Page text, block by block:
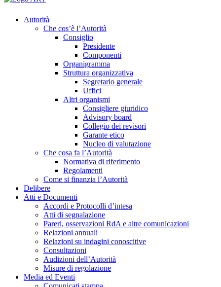
Autorità
Che cos’è l’Autorità
Consiglio
Presidente
Componenti
Organigramma
Struttura organizzativa
Segretario generale
Uffici
Altri organismi
Consigliere giuridico
Advisory board
Collegio dei revisori
Garante etico
Nucleo di valutazione
Che cosa fa l’Autorità
Normativa di riferimento
Regolamenti
Come si finanzia l’Autorità
Delibere
Atti e Documenti
Accordi e Protocolli d’intesa
Atti di segnalazione
Pareri, osservazioni RdA e altre comunicazioni
Relazioni annuali
Relazioni su indagini conoscitive
Consultazioni
Audizioni dell’Autorità
Misure di regolazione
Media ed Eventi